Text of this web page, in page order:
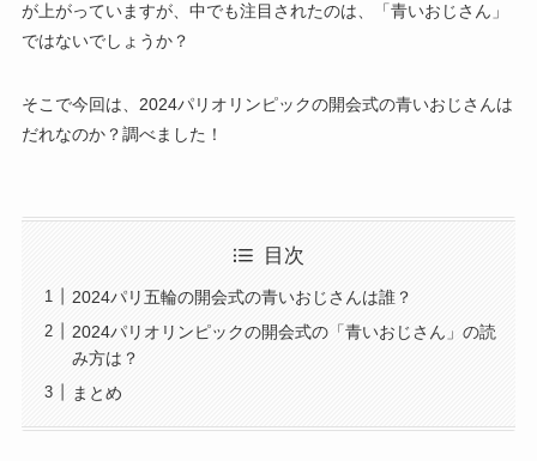
が上がっていますが、中でも注目されたのは、「青いおじさん」
ではないでしょうか？
そこで今回は、2024パリオリンピックの開会式の青いおじさんは
だれなのか？調べました！
目次
2024パリ五輪の開会式の青いおじさんは誰？
2024パリオリンピックの開会式の「青いおじさん」の読
み方は？
まとめ